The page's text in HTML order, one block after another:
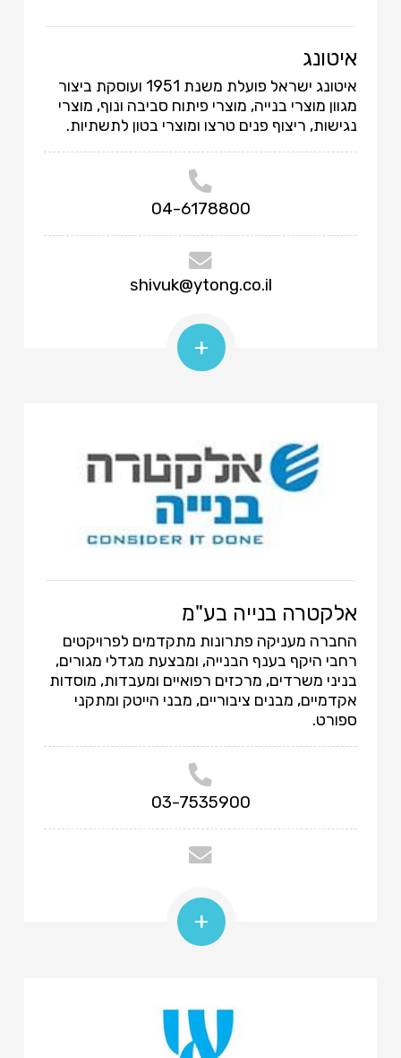
איטונג
איטונג ישראל פועלת משנת 1951 ועוסקת ביצור
מגוון מוצרי בנייה, מוצרי פיתוח סביבה ונוף, מוצרי
נגישות, ריצוף פנים טרצו ומוצרי בטון לתשתיות.
04-6178800
shivuk@ytong.co.il
+
אלקטרה בנייה בע"מ
החברה מעניקה פתרונות מתקדמים לפרויקטים
רחבי היקף בענף הבנייה, ומבצעת מגדלי מגורים,
בניני משרדים, מרכזים רפואיים ומעבדות, מוסדות
אקדמיים, מבנים ציבוריים, מבני הייטק ומתקני
ספורט.
03-7535900
+